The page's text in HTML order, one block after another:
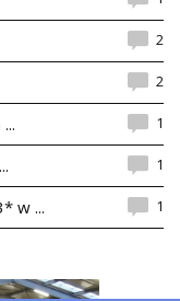
2
2
1
1
w ... 1